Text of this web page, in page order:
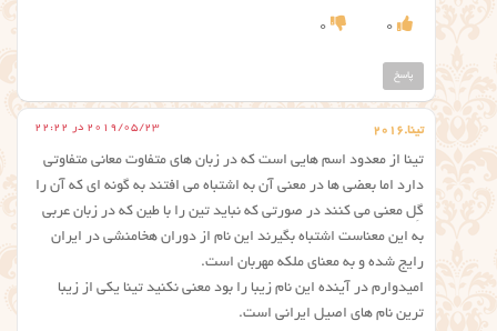
0
0
پاسخ
تینا.۲۰۱۶ 2019/05/23 در 22:22
تینا از معدود اسم هایی است که در زبان های متفاوت معانی متفاوتی
دارد اما بعضی ها در معنی آن به اشتباه می افتند به گونه ای که آن را
گِل معنی می کنند در صورتی که نباید تین را با طین که در زبان عربی
به این معناست اشتباه بگیرند این نام از دوران هخامنشی در ایران
رایج شده و به معنای ملکه مهربان است.
امیدوارم در آینده این نام زیبا را بود معنی نکنید تینا یکی از زیبا
ترین نام های اصیل ایرانی است.